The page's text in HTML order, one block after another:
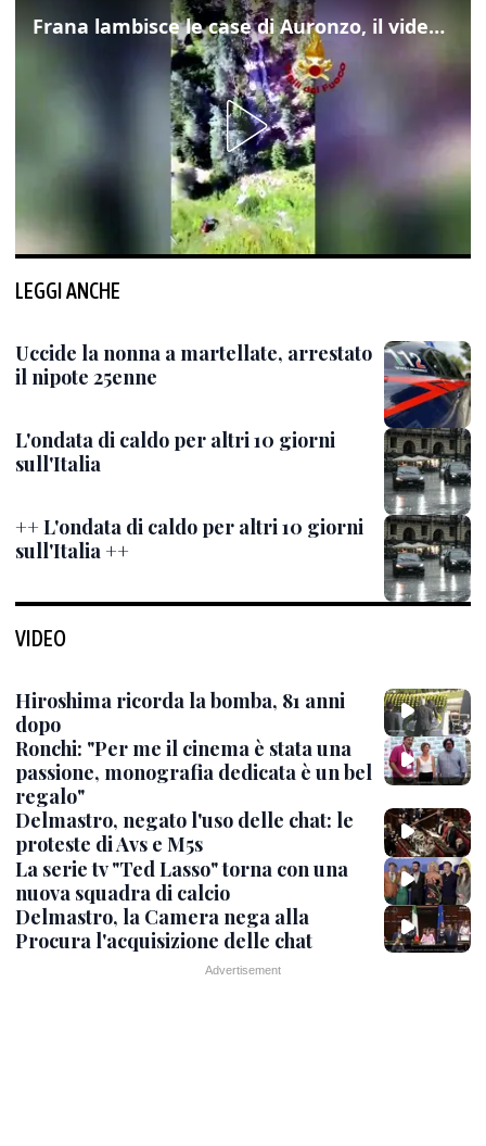
Frana lambisce le case di Auronzo, il video dall'elicottero dei vigili del fuoco
LEGGI ANCHE
Uccide la nonna a martellate, arrestato
il nipote 25enne
L'ondata di caldo per altri 10 giorni
sull'Italia
++ L'ondata di caldo per altri 10 giorni
sull'Italia ++
VIDEO
Hiroshima ricorda la bomba, 81 anni
dopo
Ronchi: "Per me il cinema è stata una
passione, monografia dedicata è un bel
regalo"
Delmastro, negato l'uso delle chat: le
proteste di Avs e M5s
La serie tv "Ted Lasso" torna con una
nuova squadra di calcio
Delmastro, la Camera nega alla
Procura l'acquisizione delle chat